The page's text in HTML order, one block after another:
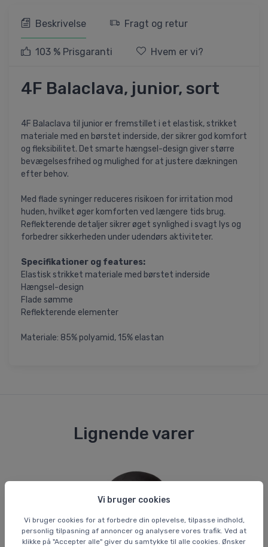
Vi bruger cookies
Vi bruger cookies for at forbedre din oplevelse, tilpasse indhold,
personlig tilpasning af annoncer og analysere vores trafik. Ved at
klikke på "Accepter alle" giver du samtykke til alle cookies. Ønsker
Beskrivelse Fragt og retur
103 % Prisgaranti Hvem er vi?
4F Balaclava, junior, sort
4F Balaclava til junior er fremstillet i et elastisk, strikket
materiale med en børstet inderside, der sikrer god komfort
og fleksibilitet. Det smarte hængsel-design giver større
bevægelsesfrihed og mulighed for at justere dækningen
efter behov.
Med flade syninger reduceres risikoen for irritation mod
huden, hvilket øger komforten ved længere tids brug.
Reflekterende detaljer sikrer øget synlighed i svagt lys og
forbedrer sikkerheden under udendørs aktiviteter.
Specifikationer og features:
Elastisk strikket materiale med børstet inderside
Hængsel-design
Flade sømme
Reflekterende elementer
Materiale: 85% polyamid, 15% elastan
Lignende varer